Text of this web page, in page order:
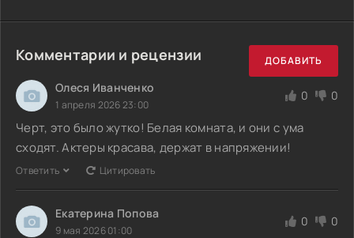
Комментарии и рецензии ДОБАВИТЬ
Олеся Иванченко
1 апреля 2026 23:00
0 0
Черт, это было жутко! Белая комната, и они с ума
сходят. Актеры красава, держат в напряжении!
Ответить Цитировать
Екатерина Попова
9 мая 2026 01:00
0 0